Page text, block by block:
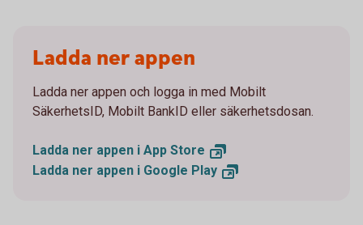
Ladda ner appen
Ladda ner appen och logga in med Mobilt
SäkerhetsID, Mobilt BankID eller säkerhetsdosan.
Ladda ner appen i App Store
Ladda ner appen i Google Play